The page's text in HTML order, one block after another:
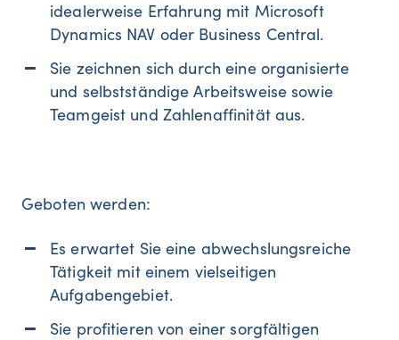
idealerweise Erfahrung mit Microsoft
Dynamics NAV oder Business Central.
Sie zeichnen sich durch eine organisierte
und selbstständige Arbeitsweise sowie
Teamgeist und Zahlenaffinität aus.
Geboten werden:
Es erwartet Sie eine abwechslungsreiche
Tätigkeit mit einem vielseitigen
Aufgabengebiet.
Sie profitieren von einer sorgfältigen